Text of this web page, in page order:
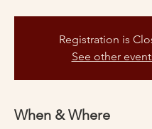
Registration is
See other
When & Where